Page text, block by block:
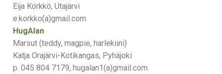
Eija Körkkö, Utajärvi
e.korkko(a)gmail.com
HugAlan
Marsut (teddy, magpie, harlekiini)
Katja Orajärvi-Kotikangas, Pyhäjoki
p. 045 804 7179, hugalan1(a)gmail.com